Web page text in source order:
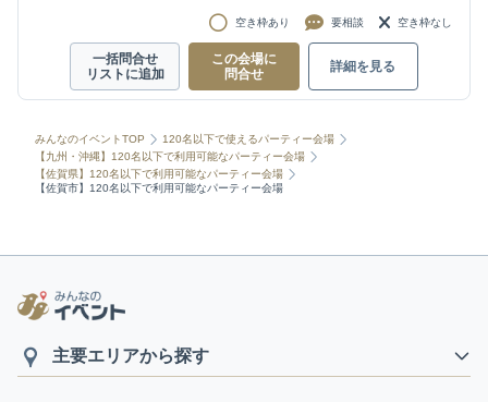
空き枠あり 要相談 空き枠なし
一括問合せ
リストに追加
この会場に
問合せ
詳細を見る
みんなのイベントTOP
120名以下で使えるパーティー会場
【九州・沖縄】120名以下で利用可能なパーティー会場
【佐賀県】120名以下で利用可能なパーティー会場
【佐賀市】120名以下で利用可能なパーティー会場
主要エリアから探す